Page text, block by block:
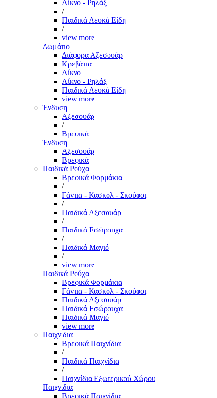
Λίκνο - Ρηλάξ
/
Παιδικά Λευκά Είδη
/
view more
Δωμάτιο
Διάφορα Αξεσουάρ
Κρεβάτια
Λίκνο
Λίκνο - Ρηλάξ
Παιδικά Λευκά Είδη
view more
Ένδυση
Αξεσουάρ
/
Βρεφικά
Ένδυση
Αξεσουάρ
Βρεφικά
Παιδικά Ρούχα
Βρεφικά Φορμάκια
/
Γάντια - Κασκόλ - Σκούφοι
/
Παιδικά Αξεσουάρ
/
Παιδικά Εσώρουχα
/
Παιδικά Μαγιό
/
view more
Παιδικά Ρούχα
Βρεφικά Φορμάκια
Γάντια - Κασκόλ - Σκούφοι
Παιδικά Αξεσουάρ
Παιδικά Εσώρουχα
Παιδικά Μαγιό
view more
Παιχνίδια
Βρεφικά Παιχνίδια
/
Παιδικά Παιχνίδια
/
Παιχνίδια Εξωτερικού Χώρου
Παιχνίδια
Βρεφικά Παιχνίδια